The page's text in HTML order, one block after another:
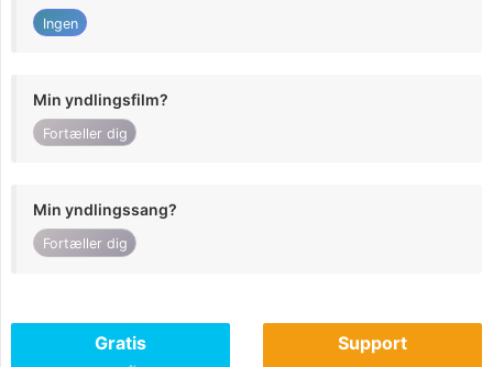
Ingen
Min yndlingsfilm?
Fortæller dig
Min yndlingssang?
Fortæller dig
Gratis Support